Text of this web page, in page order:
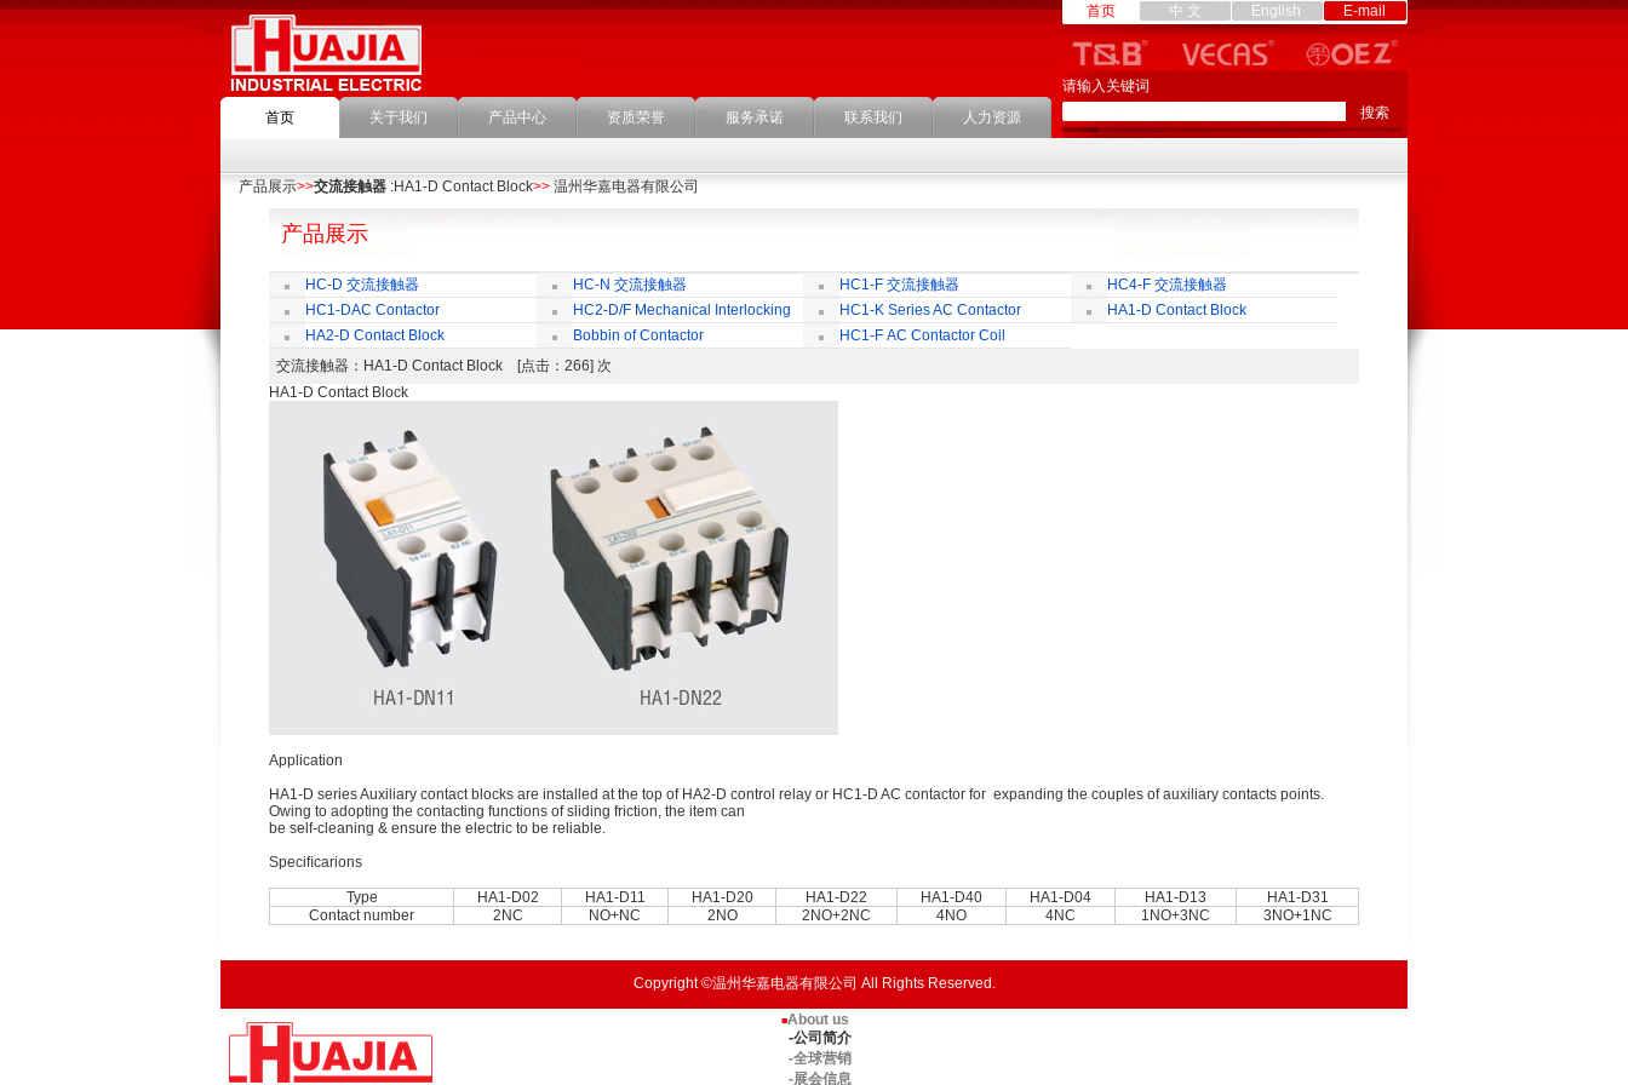
首页 关于我们 产品中心 资质荣誉 服务承诺 联系我们 人力资源
首页 中 文 English E-mail
请输入关键词
产品展示>>交流接触器 :HA1-D Contact Block>> 温州华嘉电器有限公司
产品展示
HC-D 交流接触器 HC-N 交流接触器 HC1-F 交流接触器
HC4-F 交流接触器
HC1-DAC Contactor
HC2-D/F Mechanical Interlocking HC1-K Series AC Contactor
HA1-D Contact Block
HA2-D Contact Block
Bobbin of Contactor
HC1-F AC Contactor Coil
交流接触器 ：HA1-D Contact Block [点击：266] 次
HA1-D Contact Block
Application
HA1-D series Auxiliary contact blocks are installed at the top of HA2-D control relay or HC1-D AC contactor for expanding the couples of auxiliary contacts points.
Owing to adopting the contacting functions of sliding friction, the item can
be self-cleaning & ensure the electric to be reliable.
Speciﬁcarions
Type HA1-D02 HA1-D11 HA1-D20 HA1-D22 HA1-D40 HA1-D04 HA1-D13
HA1-D31
Contact number
2NC NO+NC 2NO 2NO+2NC 4NO 4NC 1NO+3NC 3NO+1NC
Copyright ©温州华嘉电器有限公司 All Rights Reserved.
■About us
-公司简介
-全球营销
-展会信息